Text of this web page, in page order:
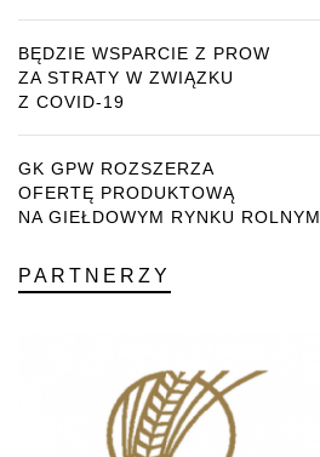
BĘDZIE WSPARCIE Z PROW
ZA STRATY W ZWIĄZKU
Z COVID-19
GK GPW ROZSZERZA
OFERTĘ PRODUKTOWĄ
NA GIEŁDOWYM RYNKU ROLNYM
PARTNERZY